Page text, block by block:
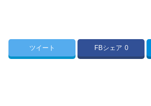
ツイート FBシェア 0